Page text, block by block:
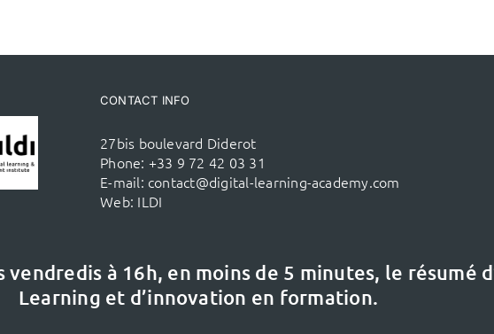
CONTACT INFO
27bis boulevard Diderot
Phone: +33 9 72 42 03 31
E-mail: contact@digital-learning-academy.com
Web: ILDI
à 16h, en moins de 5 minutes, le résumé
Learning et d’innovation en formation.